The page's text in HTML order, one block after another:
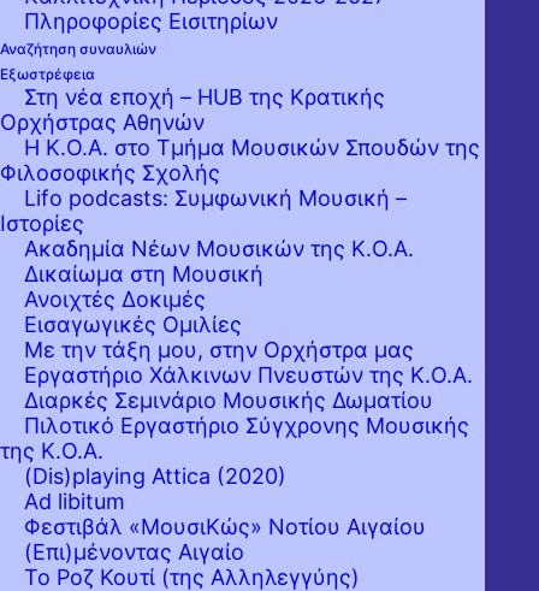
Πληροφορίες Εισιτηρίων
Αναζήτηση συναυλιών
Εξωστρέφεια
Στη νέα εποχή – HUB της Κρατικής
Ορχήστρας Αθηνών
Η Κ.Ο.Α. στο Τμήμα Μουσικών Σπουδών της
Φιλοσοφικής Σχολής
Lifo podcasts: Συμφωνική Μουσική –
Ιστορίες
Ακαδημία Νέων Μουσικών της Κ.Ο.Α.
Δικαίωμα στη Μουσική
Ανοιχτές Δοκιμές
Εισαγωγικές Ομιλίες
Με την τάξη μου, στην Ορχήστρα μας
Εργαστήριo Χάλκινων Πνευστών της Κ.Ο.Α.
Διαρκές Σεμινάριο Μουσικής Δωματίου
Πιλοτικό Εργαστήριο Σύγχρονης Μουσικής
της Κ.Ο.Α.
(Dis)playing Attica (2020)
Ad libitum
Φεστιβάλ «ΜουσιΚώς» Νοτίου Αιγαίου
(Επι)μένοντας Αιγαίο
Το Ροζ Κουτί (της Αλληλεγγύης)